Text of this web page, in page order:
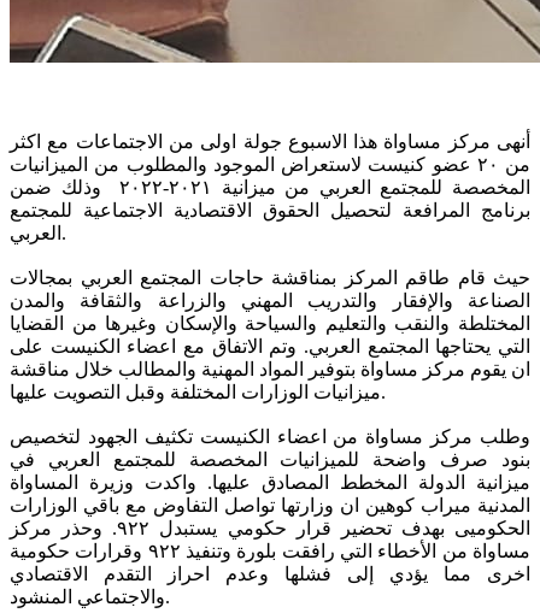
أنهى مركز مساواة هذا الاسبوع جولة اولى من الاجتماعات مع اكثر
من ٢٠ عضو كنيست لاستعراض الموجود والمطلوب من الميزانيات
المخصصة للمجتمع العربي من ميزانية ٢٠٢١-٢٠٢٢ وذلك ضمن
برنامج المرافعة لتحصيل الحقوق الاقتصادية الاجتماعية للمجتمع
العربي.
حيث قام طاقم المركز بمناقشة حاجات المجتمع العربي بمجالات
الصناعة والإفقار والتدريب المهني والزراعة والثقافة والمدن
المختلطة والنقب والتعليم والسياحة والإسكان وغيرها من القضايا
التي يحتاجها المجتمع العربي. وتم الاتفاق مع اعضاء الكنيست على
ان يقوم مركز مساواة بتوفير المواد المهنية والمطالب خلال مناقشة
ميزانيات الوزارات المختلفة وقبل التصويت عليها.
وطلب مركز مساواة من اعضاء الكنيست تكثيف الجهود لتخصيص
بنود صرف واضحة للميزانيات المخصصة للمجتمع العربي في
ميزانية الدولة المخطط المصادق عليها. واكدت وزيرة المساواة
المدنية ميراب كوهين ان وزارتها تواصل التفاوض مع باقي الوزارات
الحكوميى بهدف تحضير قرار حكومي يستبدل ٩٢٢. وحذر مركز
مساواة من الأخطاء التي رافقت بلورة وتنفيذ ٩٢٢ وقرارات حكومية
اخرى مما يؤدي إلى فشلها وعدم احراز التقدم الاقتصادي
والاجتماعي المنشود.